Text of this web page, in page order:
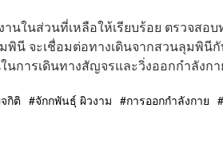
านในส่วนที่เหลือให้เรียบร้อย ตรวจสอ
นี จะเชื่อมต่อทางเดินจากสวนลุมพินี
การเดินทางสัญจรและวิ่งออกกำลังก
กิติ จักกพันธุ์ ผิวงาม การออกกำลังกาย